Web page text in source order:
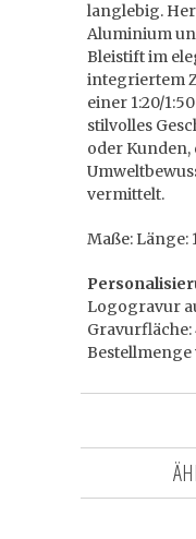
langlebig.
Aluminium
Bleistift im
integriertem
einer 1:20/
stilvolles
oder Kunden,
vermittelt.
Maße: Länge:
Logogravur
Gravurfläche:
Bestellmenge